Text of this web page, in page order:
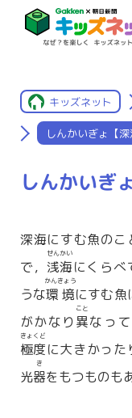
キッズネット
しんかいぎょ【深
しんかいぎ
深海にすむ魚のこ
で， 浅海
せんかい
にくらべ
うな環境
かんきょう
にすむ魚
がかなり異
こと
なって
極度
きょくど
に大きかった
光器
き
をもつものも